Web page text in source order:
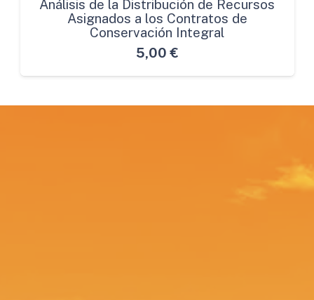
Análisis de la Distribución de Recursos
Asignados a los Contratos de
Conservación Integral
5,00 €